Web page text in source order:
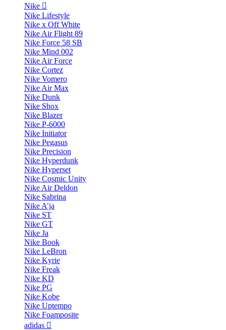
Nike
Nike Lifestyle
Nike x Off White
Nike Air Flight 89
Nike Force 58 SB
Nike Mind 002
Nike Air Force
Nike Cortez
Nike Vomero
Nike Air Max
Nike Dunk
Nike Shox
Nike Blazer
Nike P-6000
Nike Initiator
Nike Pegasus
Nike Precision
Nike Hyperdunk
Nike Hyperset
Nike Cosmic Unity
Nike Air Deldon
Nike Sabrina
Nike A’ja
Nike ST
Nike GT
Nike Ja
Nike Book
Nike LeBron
Nike Kyrie
Nike Freak
Nike KD
Nike PG
Nike Kobe
Nike Uptempo
Nike Foamposite
adidas